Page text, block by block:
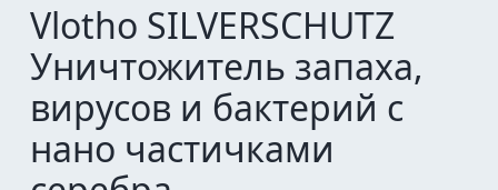
Vlotho SILVERSCHUTZ
Уничтожитель запаха,
вирусов и бактерий с
нано частичками